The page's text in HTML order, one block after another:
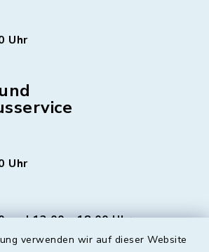
verwenden wir auf dieser Website
Uhr
Uhr
und 13:00 - 18:00 Uhr